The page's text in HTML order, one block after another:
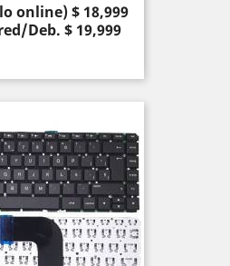
online) $ 18,999
Deb. $ 19,999